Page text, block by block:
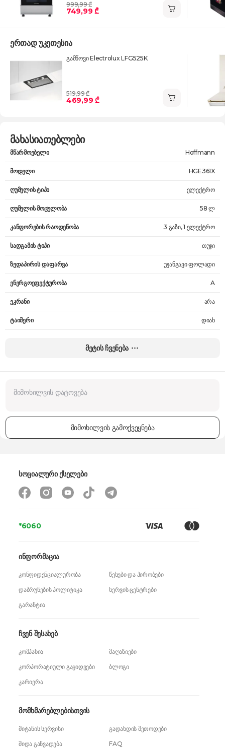
999,99 ₾
749,99 ₾
ერთად უკეთესია
გამწოვი Electrolux LFG525K
519,99 ₾
469,99 ₾
მახასიათებლები
მწარმოებელი Hoffmann
მოდელი HGE361X
ღუმელის ტიპი ელექტრო
ღუმელის მოცულობა 58 ლ
კანფორების რაოდენობა 3 გაზი, 1 ელექტრო
სადგამის ტიპი თუჯი
ზედაპირის დაფარვა უჟანგავი ფოლადი
ენერგოეფექტურობა A
ეკრანი არა
ტაიმერი დიახ
გაზის სანთურების რაოდენობა
წონა
გარანტია
მეტის ჩვენება
მიმოხილვის გამოქვეყნება
*6060
ჩვენ შესახებ
კომპანია
მაღაზიები
კორპორატიული გაყიდვები
ბლოგი
კარიერა
ინფორმაცია
კონფიდენციალურობა
წესები და პირობები
დაბრუნების პოლიტიკა
სერვის ცენტრები
გარანტია
მომხმარებლებისთვის
მიტანის სერვისი
გადახდის მეთოდები
შიდა განვადება
FAQ
სოციალური ქსელები